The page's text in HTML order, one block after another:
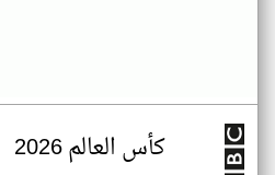
كأس العالم 2026